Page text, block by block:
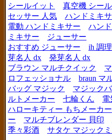
シールイット
真空機 シー
セッサー 人気
ハンドミキ
電動 ハンドミキサー
ハン
ミキサー
ジューサー
おすすめ ジューサー
ih 調
芽名人 dx
発芽名人 dx
ブラウン マルチクイック
ロフェッショナル
braun マ
バッグ マジック
マジック
ルトメーカー
七輪くん
電
ハローキティー もちメーカー
ー
マルチブレンダー 貝印
季々彩酒
サタケ マジック